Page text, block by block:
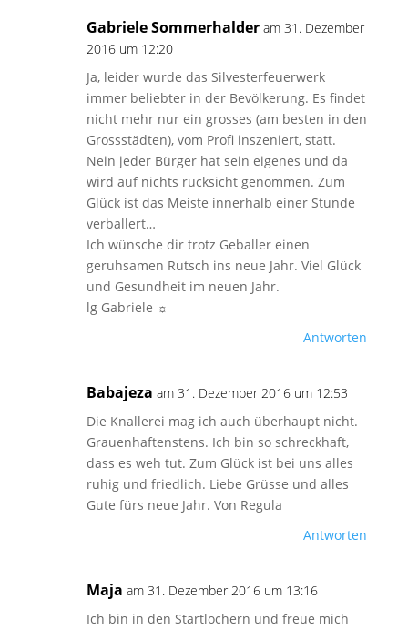
Gabriele Sommerhalder am 31. Dezember
2016 um 12:20
Ja, leider wurde das Silvesterfeuerwerk
immer beliebter in der Bevölkerung. Es findet
nicht mehr nur ein grosses (am besten in den
Grossstädten), vom Profi inszeniert, statt.
Nein jeder Bürger hat sein eigenes und da
wird auf nichts rücksicht genommen. Zum
Glück ist das Meiste innerhalb einer Stunde
verballert…
Ich wünsche dir trotz Geballer einen
geruhsamen Rutsch ins neue Jahr. Viel Glück
und Gesundheit im neuen Jahr.
lg Gabriele ☼
Antworten
Babajeza am 31. Dezember 2016 um 12:53
Die Knallerei mag ich auch überhaupt nicht.
Grauenhaftenstens. Ich bin so schreckhaft,
dass es weh tut. Zum Glück ist bei uns alles
ruhig und friedlich. Liebe Grüsse und alles
Gute fürs neue Jahr. Von Regula
Antworten
Maja am 31. Dezember 2016 um 13:16
Ich bin in den Startlöchern und freue mich